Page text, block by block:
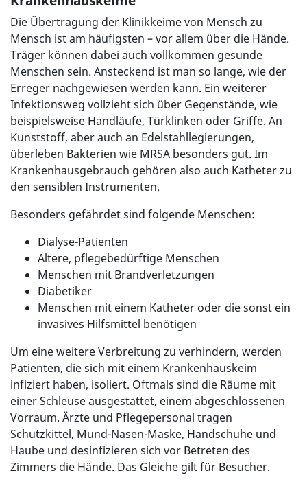
Die Übertragung der Klinikkeime von Mensch zu
Mensch ist am häufigsten – vor allem über die Hände.
Träger können dabei auch vollkommen gesunde
Menschen sein. Ansteckend ist man so lange, wie der
Erreger nachgewiesen werden kann. Ein weiterer
Infektionsweg vollzieht sich über Gegenstände, wie
beispielsweise Handläufe, Türklinken oder Griffe. An
Kunststoff, aber auch an Edelstahllegierungen,
überleben Bakterien wie MRSA besonders gut. Im
Krankenhausgebrauch gehören also auch Katheter zu
den sensiblen Instrumenten.
Besonders gefährdet sind folgende Menschen:
Dialyse-Patienten
Ältere, pflegebedürftige Menschen
Menschen mit Brandverletzungen
Diabetiker
Menschen mit einem Katheter oder die sonst ein
invasives Hilfsmittel benötigen
Um eine weitere Verbreitung zu verhindern, werden
Patienten, die sich mit einem Krankenhauskeim
infiziert haben, isoliert. Oftmals sind die Räume mit
einer Schleuse ausgestattet, einem abgeschlossenen
Vorraum. Ärzte und Pflegepersonal tragen
Schutzkittel, Mund-Nasen-Maske, Handschuhe und
Haube und desinfizieren sich vor Betreten des
Zimmers die Hände. Das Gleiche gilt für Besucher.